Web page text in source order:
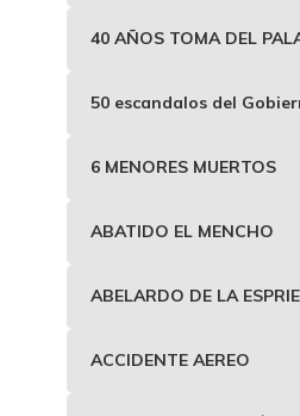
40 AÑOS TOMA DEL
50 escandalos del
6 MENORES MUERTOS
ABATIDO EL MENCHO
ABELARDO DE LA
ACCIDENTE AEREO